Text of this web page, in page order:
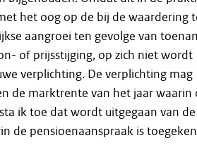
het oog op de bij de waardering
aangroei ten gevolge van
of prijsstijging, op zich niet wordt
verplichting. De verplichting mag
de marktrente van het jaar waarin
ik toe dat wordt uitgegaan van de
de pensioenaanspraak is